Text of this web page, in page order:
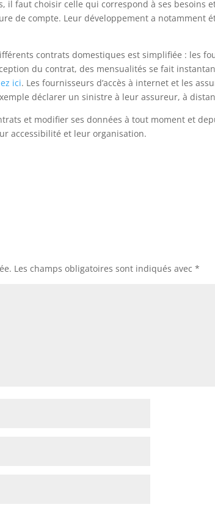
il faut choisir celle qui correspond à ses
de compte. Leur développement a notamment
contrats domestiques est simplifiée : les
du contrat, des mensualités se fait
ici. Les fournisseurs d’accès à internet et les
déclarer un sinistre à leur assureur, à
et modifier ses données à tout moment et
accessibilité et leur organisation.
Les champs obligatoires sont indiqués avec*